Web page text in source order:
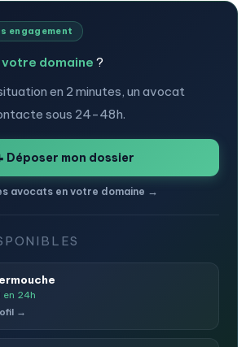
engagement
votre domaine ?
en 2 minutes, un avocat
sous 24-48h.
Déposer mon dossier
avocats en votre domaine →
en 24h
→